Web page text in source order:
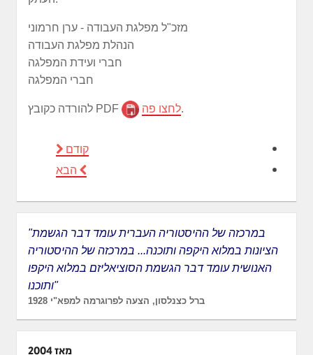
מזכ"ל מפלגת העבודה - ערן חרמוני
הנהלת מפלגת העבודה
חברי ועידת המפלגה
חברי המפלגה
להורדה כקובץ PDF לחצו פה.
קודם
הבא
"במרכזה של ההיסטוריה העברית עומד דבר הגשמת
הציונות במלוא היקפה ותוכנה... במרכזה של ההיסטוריה
האנושית עומד דבר הגשמת הסוציאליזם במלוא היקפו
ותוכנו"
ברל כצנלסון, הצעה לפרוגרמה למפא"י 1928
מאז 2004